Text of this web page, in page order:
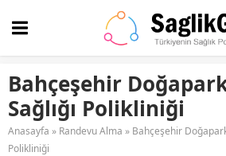
Bahçeşehir
Sağlığı Polikliniği
Anasayfa » Randevu Alma » Bahçeşehir Doğapark
Polikliniği